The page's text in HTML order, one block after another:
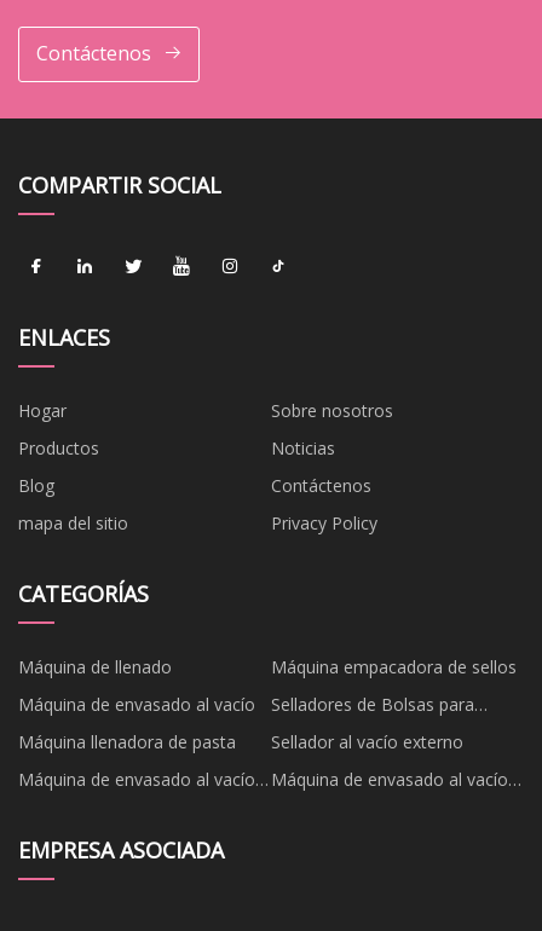
Contáctenos
COMPARTIR SOCIAL
ENLACES
Hogar
Sobre nosotros
Productos
Noticias
Blog
Contáctenos
mapa del sitio
Privacy Policy
CATEGORÍAS
Máquina de llenado
Máquina empacadora de sellos
Máquina de envasado al vacío
Selladores de Bolsas para
Alimentos
Máquina llenadora de pasta
Sellador al vacío externo
Máquina de envasado al vacío
Máquina de envasado al vacío
EMPRESA ASOCIADA